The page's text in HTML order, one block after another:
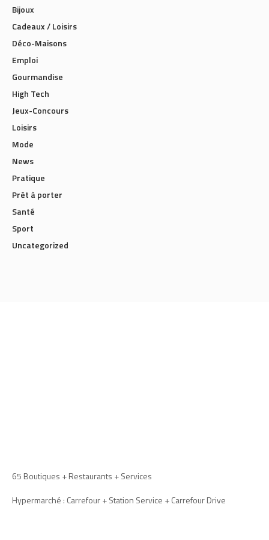
Bijoux
Cadeaux / Loisirs
Déco-Maisons
Emploi
Gourmandise
High Tech
Jeux-Concours
Loisirs
Mode
News
Pratique
Prêt à porter
Santé
Sport
Uncategorized
65 Boutiques + Restaurants + Services
Hypermarché : Carrefour + Station Service + Carrefour Drive